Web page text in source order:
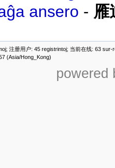
ansero - 雁
注册用户: 45 registrintoj; 当前在线: 63
(Asia/Hong_Kong)
powered